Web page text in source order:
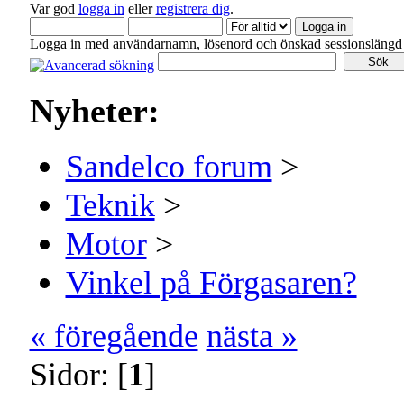
Var god logga in ellerregistrera dig.
Logga in med användarnamn, lösenord och önskad sessionslängd
Nyheter:
Sandelco forum>
Teknik>
Motor>
Vinkel på Förgasaren?
« föregående nästa »
Sidor: [1]